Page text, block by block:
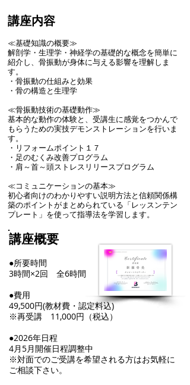
講座内容
≪基礎知識の概要≫
解剖学・生理学・神経学の基礎的な概念を簡単に
紹介し、骨振動が身体に与える影響を理解しま
す。
・骨振動の仕組みと効果
・骨の構造と生理学
≪骨振動技術の基礎動作≫
基本的な動作の体験と、受講生に感覚をつかんで
もらうための実技デモンストレーションを行いま
す。
・リフォームポイント１７
・足のむくみ改善プログラム
​・肩～首～頭ストレスリリースプログラム
≪コミュニケーションの基本≫
初心者向けのわかりやすい説明方法と信頼関係構
築のポイントがまとめられている「レッスンテン
プレート」を使って指導法を学習します。
講座概要
●所要時間
3時間×2回 全6時間
●費用
49,500円​(教材費・認定料込)
※再受講 11,000円（税込）
●2026年日程
​4月5月開催日程調整中
​※対面でのご受講を希望される方はお気軽に
ご相談下さい。